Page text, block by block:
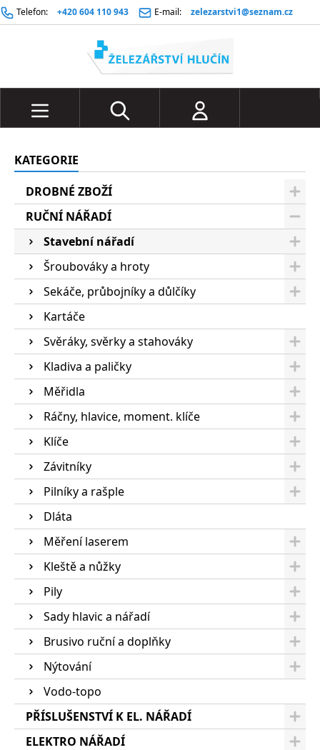
Telefon: +420 604 110 943 E-mail: zelezarstvi1@seznam.cz
KATEGORIE
DROBNÉ ZBOŽÍ
RUČNÍ NÁŘADÍ
Stavební nářadí
Šroubováky a hroty
Sekáče, průbojníky a důlčíky
Kartáče
Svěráky, svěrky a stahováky
Kladiva a paličky
Měřidla
Ráčny, hlavice, moment. klíče
Klíče
Závitníky
Pilníky a rašple
Dláta
Měření laserem
Kleště a nůžky
Pily
Sady hlavic a nářadí
Brusivo ruční a doplňky
Nýtování
Vodo-topo
PŘÍSLUŠENSTVÍ K EL. NÁŘADÍ
ELEKTRO NÁŘADÍ